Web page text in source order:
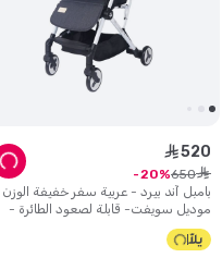
بامبل آند بيرد - عربية سفر خفيفة
موديل سويفت- قابلة لصعود الطائرة -
رمادي.
ê520
ê
650
20